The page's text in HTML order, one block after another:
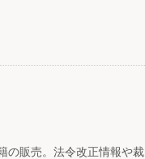
の販売。法令改正情報や裁